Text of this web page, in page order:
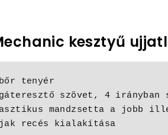
kesztyű
tenyér
Ujjak recés kialakítása